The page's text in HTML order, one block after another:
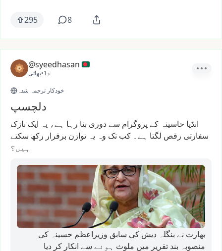
295 8
@syeedhasan
بھائی• 1د
خودکار ترجمہ شدہ
دلچسپ
انڈیا حاسینہ کے پروگرام سےدوری بنا رہا ہے، یہ ایک نازک
سفارتی رقص لگتا ہے۔ کب تک وہ یہ توازن برقرار رکھ سکتے
ہیں؟
بھارت نے بنگلہ دیش کی سابق وزیراعظم حسینہ کی
منصوبہ بند تقریر میں ملوث ہونے سے انکار کر دیا